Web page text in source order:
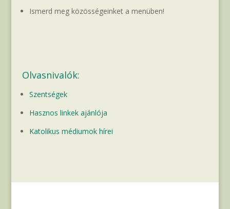
Ismerd meg közösségeinket a menüben!
Olvasnivalók:
Szentségek
Hasznos linkek ajánlója
Katolikus médiumok hírei